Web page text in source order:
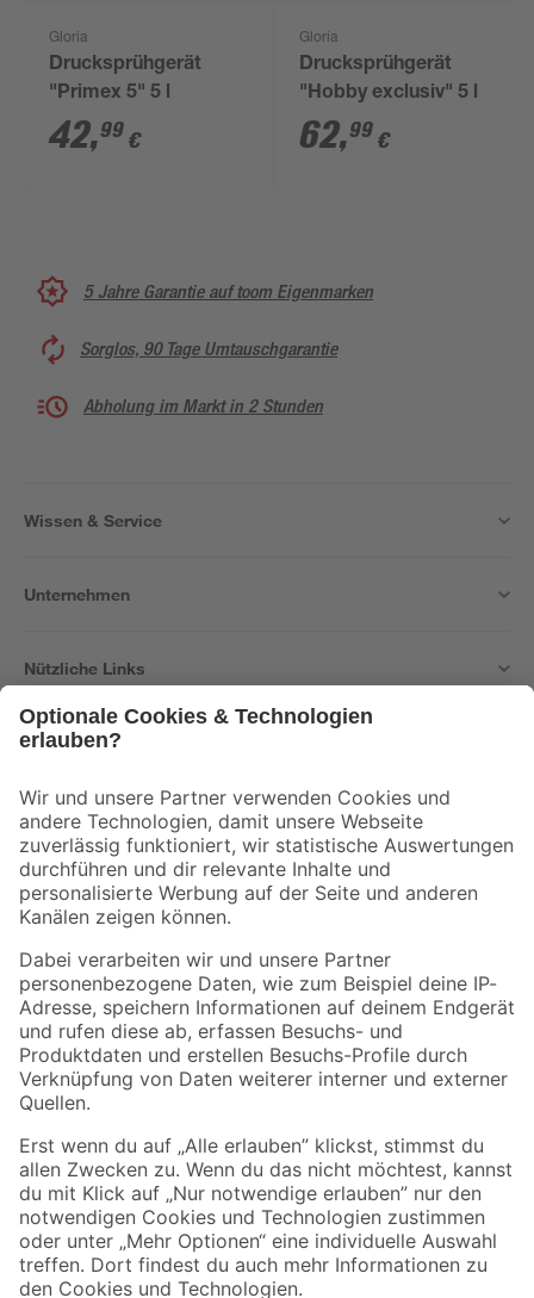
Gloria
Drucksprühgerät
"Primex 5" 5 l
42,99 €
Gloria
Drucksprühgerät
"Hobby exclusiv" 5 l
62,99 €
5 Jahre Garantie auf toom Eigenmarken
Sorglos, 90 Tage Umtauschgarantie
Abholung im Markt in 2 Stunden
Wissen & Service
Unternehmen
Nützliche Links
Der toom Newsletter: Keine Angebote und Aktionen mehr verpassen!
Zur Newsletter Anmeldung
Folge uns
Zahlungsarten Versandarten
Sicher einkaufen
Jetzt die toom-App herunterladen